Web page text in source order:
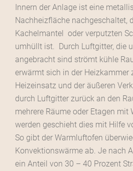
Innern der Anlage ist eine
Nachheizfläche nachgeschaltet,
Kachelmantel oder verputzten
umhüllt ist. Durch Luftgitter, die
angebracht sind strömt kühle
erwärmt sich in der Heizkammer
Heizeinsatz und der äußeren
durch Luftgitter zurück an den
mehrere Räume oder Etagen mit
werden geschieht dies mit Hilfe
So gibt der Warmluftofen
Konvektionswärme ab. Je nach
ein Anteil von 30 – 40 Prozent